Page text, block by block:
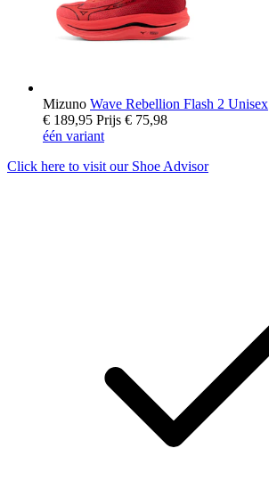
Mizuno Wave Rebellion Flash 2 Unisex
€ 189,95 Prijs € 75,98
één variant
Click here to visit our Shoe Advisor